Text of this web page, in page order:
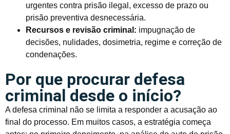
urgentes contra prisão ilegal, excesso de prazo ou
prisão preventiva desnecessária.
Recursos e revisão criminal: impugnação de
decisões, nulidades, dosimetria, regime e correção de
condenações.
Por que procurar defesa
criminal desde o início?
A defesa criminal não se limita a responder a acusação ao
final do processo. Em muitos casos, a estratégia começa